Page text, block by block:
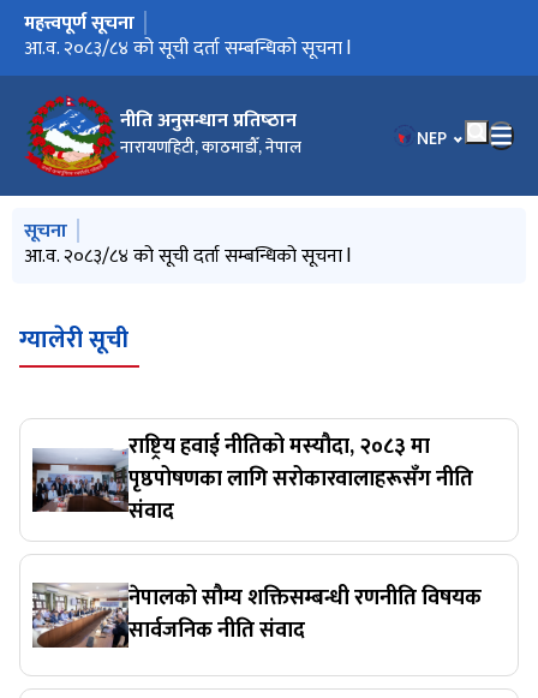
नीति अनुसन्धान प्रतिष्‍ठान
नारायणहिटी, काठमाडौँ, नेपाल भाषा चयन गर्नुहोस्
NEP
मुख्य नेभिगेसनमा जानुहोस्
महत्त्वपूर्ण सूचना
आ.व. २०८३/८४ को सूची दर्ता सम्बन्धिको सूचना l
मुख्य नेभिगेसनमा जानुहोस्
सूचना
आ.व. २०८३/८४ को सूची दर्ता सम्बन्धिको सूचना l
ग्यालेरी सूची
राष्ट्रिय हवाई नीतिको मस्यौदा, २०८३ मा
पृष्ठपोषणका लागि सरोकारवालाहरूसँग नीति
संवाद
नेपालको सौम्य शक्तिसम्बन्धी रणनीति विषयक
सार्वजनिक नीति संवाद